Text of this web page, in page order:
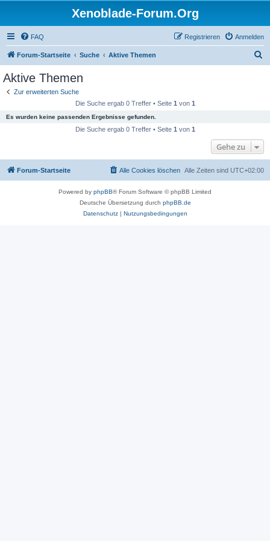
Xenoblade-Forum.Org
FAQ Anmelden
Registrieren
Forum-Startseite Suche Aktive Themen
Aktive Themen
Zur erweiterten Suche
Die Suche ergab 0 Treffer • Seite 1 von 1
Es wurden keine passenden Ergebnisse gefunden.
Die Suche ergab 0 Treffer • Seite 1 von 1
Gehe zu
Forum-Startseite Alle Zeiten sind UTC+02:00
Alle Cookies löschen
Powered by phpBB® Forum Software © phpBB Limited
Deutsche Übersetzung durch phpBB.de
Datenschutz| Nutzungsbedingungen